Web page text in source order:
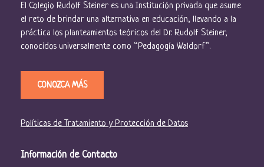
El Colegio Rudolf Steiner es una Institución privada que asume
el reto de brindar una alternativa en educación, llevando a la
práctica los planteamientos teóricos del Dr. Rudolf Steiner,
conocidos universalmente como “Pedagogía Waldorf”.
CONOZCA MÁS
Políticas de Tratamiento y Protección de Datos
Información de Contacto